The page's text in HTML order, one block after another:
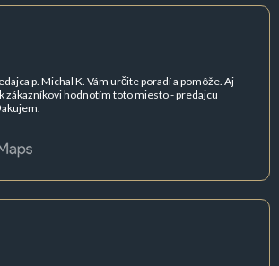
p. Michal K. Vám určite poradí a pomôže. Aj
zákazníkovi hodnotím toto miesto - predajcu